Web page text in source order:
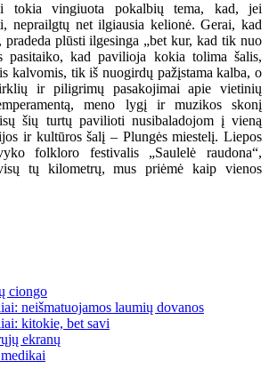
tokia vingiuota pokalbių tema, kad, jei
neprailgtų net ilgiausia kelionė. Gerai, kad
pradeda plūsti ilgesinga „bet kur, kad tik nuo
pasitaiko, kad pavilioja kokia tolima šalis,
kalvomis, tik iš nuogirdų pažįstama kalba, o
ir piligrimų pasakojimai apie vietinių
meno lygį ir muzikos skonį
šių turtų pavilioti nusibaladojom į vieną
ir kultūros šalį – Plungės miestelį. Liepos
folkloro festivalis „Saulelė raudona“,
tų kilometrų, mus priėmė kaip vienos
ciongo
neišmatuojamos laumių dovanos
kitokie, bet savi
ekranų